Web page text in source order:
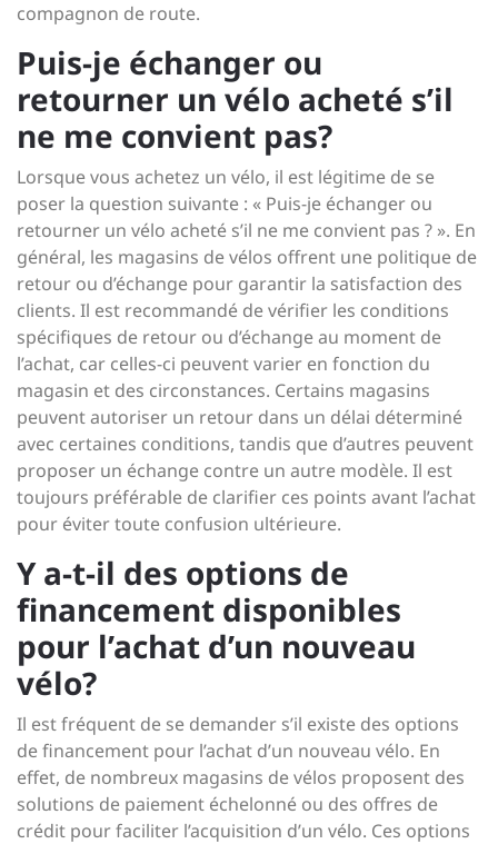
compagnon de route.
Puis-je échanger ou
retourner un vélo acheté s’il
ne me convient pas?
Lorsque vous achetez un vélo, il est légitime de se
poser la question suivante : « Puis-je échanger ou
retourner un vélo acheté s’il ne me convient pas ? ». En
général, les magasins de vélos offrent une politique de
retour ou d’échange pour garantir la satisfaction des
clients. Il est recommandé de vérifier les conditions
spécifiques de retour ou d’échange au moment de
l’achat, car celles-ci peuvent varier en fonction du
magasin et des circonstances. Certains magasins
peuvent autoriser un retour dans un délai déterminé
avec certaines conditions, tandis que d’autres peuvent
proposer un échange contre un autre modèle. Il est
toujours préférable de clarifier ces points avant l’achat
pour éviter toute confusion ultérieure.
Y a-t-il des options de
financement disponibles
pour l’achat d’un nouveau
vélo?
Il est fréquent de se demander s’il existe des options
de financement pour l’achat d’un nouveau vélo. En
effet, de nombreux magasins de vélos proposent des
solutions de paiement échelonné ou des offres de
crédit pour faciliter l’acquisition d’un vélo. Ces options